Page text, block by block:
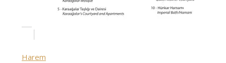
Harem